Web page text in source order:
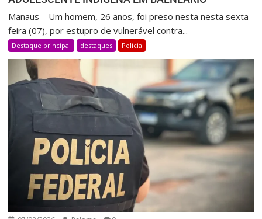
Manaus – Um homem, 26 anos, foi preso nesta nesta sexta-
feira (07), por estupro de vulnerável contra...
Destaque principal destaques Polícia